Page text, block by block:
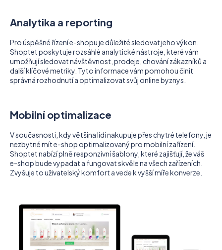
Analytika a reporting
Pro úspěšné řízení e-shopu je důležité sledovat jeho výkon.
Shoptet poskytuje rozsáhlé analytické nástroje, které vám
umožňují sledovat návštěvnost, prodeje, chování zákazníků a
další klíčové metriky. Tyto informace vám pomohou činit
správná rozhodnutí a optimalizovat svůj online byznys.
Mobilní optimalizace
V současnosti, kdy většina lidí nakupuje přes chytré telefony, je
nezbytné mít e-shop optimalizovaný pro mobilní zařízení.
Shoptet nabízí plně responzivní šablony, které zajišťují, že váš
e-shop bude vypadat a fungovat skvěle na všech zařízeních.
Zvyšuje to uživatelský komfort a vede k vyšší míře konverze.